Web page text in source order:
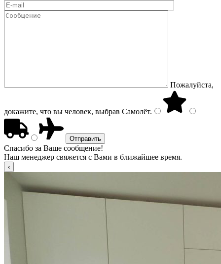
Пожалуйста,
докажите, что вы человек, выбрав Самолёт.
Спасибо за Ваше сообщение!
Наш менеджер свяжется с Вами в ближайшее время.